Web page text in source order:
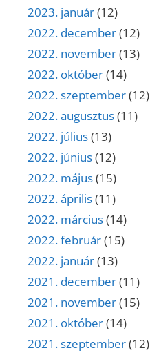
2023. január(12)
2022. december(12)
2022. november(13)
2022. október(14)
2022. szeptember(12)
2022. augusztus(11)
2022. július(13)
2022. június(12)
2022. május(15)
2022. április(11)
2022. március(14)
2022. február(15)
2022. január(13)
2021. december(11)
2021. november(15)
2021. október(14)
2021. szeptember(12)